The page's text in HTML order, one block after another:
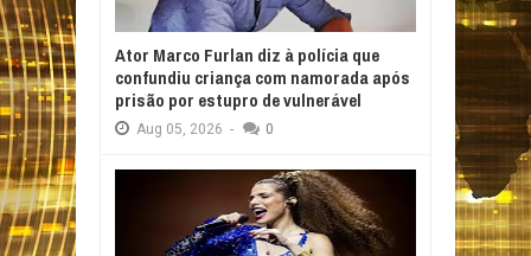
Ator Marco Furlan diz à polícia que
confundiu criança com namorada após
prisão por estupro de vulnerável
Aug 05, 2026 - 0